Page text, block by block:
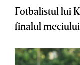
Fotbalistul lui
finalul meciului